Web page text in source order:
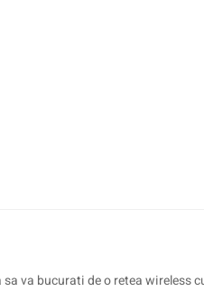
va bucurati de o retea wireless